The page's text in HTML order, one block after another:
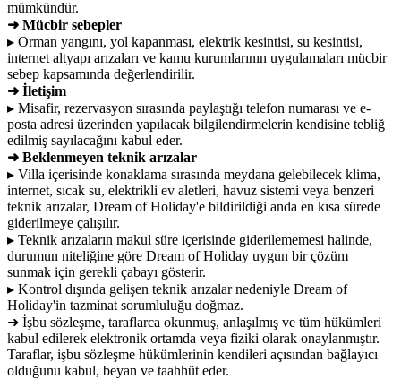
mümkündür.
➜ Mücbir sebepler
▸ Orman yangını, yol kapanması, elektrik kesintisi, su kesintisi,
internet altyapı arızaları ve kamu kurumlarının uygulamaları mücbir
sebep kapsamında değerlendirilir.
➜ İletişim
▸ Misafir, rezervasyon sırasında paylaştığı telefon numarası ve e-
posta adresi üzerinden yapılacak bilgilendirmelerin kendisine tebliğ
edilmiş sayılacağını kabul eder.
➜ Beklenmeyen teknik arızalar
▸ Villa içerisinde konaklama sırasında meydana gelebilecek klima,
internet, sıcak su, elektrikli ev aletleri, havuz sistemi veya benzeri
teknik arızalar, Dream of Holiday'e bildirildiği anda en kısa sürede
giderilmeye çalışılır.
▸ Teknik arızaların makul süre içerisinde giderilememesi halinde,
durumun niteliğine göre Dream of Holiday uygun bir çözüm
sunmak için gerekli çabayı gösterir.
▸ Kontrol dışında gelişen teknik arızalar nedeniyle Dream of
Holiday'in tazminat sorumluluğu doğmaz.
➜ İşbu sözleşme, taraflarca okunmuş, anlaşılmış ve tüm hükümleri
kabul edilerek elektronik ortamda veya fiziki olarak onaylanmıştır.
Taraflar, işbu sözleşme hükümlerinin kendileri açısından bağlayıcı
olduğunu kabul, beyan ve taahhüt eder.